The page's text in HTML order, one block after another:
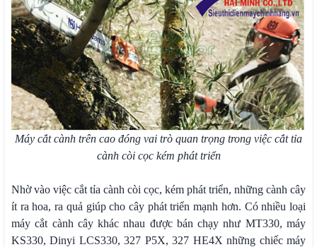
Máy cắt cành trên cao đóng vai trò quan trọng trong việc cắt tỉa
cành còi cọc kém phát triển
Nhờ vào việc cắt tỉa cành còi cọc, kém phát triển, những cành cây
ít ra hoa, ra quả giúp cho cây phát triển mạnh hơn. Có nhiều loại
máy cắt cành cây khác nhau được bán chạy như MT330, máy
KS330, Dinyi LCS330, 327 P5X, 327 HE4X những chiếc máy